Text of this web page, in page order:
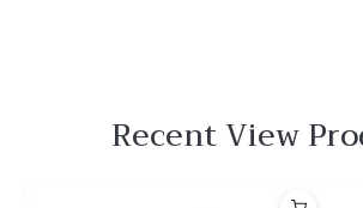
Recent View